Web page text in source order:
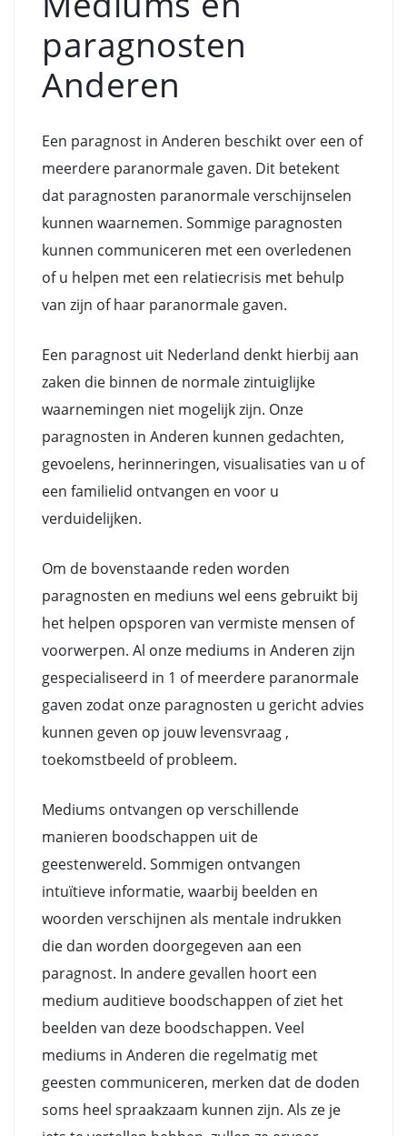
paragnosten
Anderen
Een paragnost in Anderen beschikt over een of
meerdere paranormale gaven. Dit betekent
dat paragnosten paranormale verschijnselen
kunnen waarnemen. Sommige paragnosten
kunnen communiceren met een overledenen
of u helpen met een relatiecrisis met behulp
van zijn of haar paranormale gaven.
Een paragnost uit Nederland denkt hierbij aan
zaken die binnen de normale zintuiglijke
waarnemingen niet mogelijk zijn. Onze
paragnosten in Anderen kunnen gedachten,
gevoelens, herinneringen, visualisaties van u of
een familielid ontvangen en voor u
verduidelijken.
Om de bovenstaande reden worden
paragnosten en mediuns wel eens gebruikt bij
het helpen opsporen van vermiste mensen of
voorwerpen. Al onze mediums in Anderen zijn
gespecialiseerd in 1 of meerdere paranormale
gaven zodat onze paragnosten u gericht advies
kunnen geven op jouw levensvraag ,
toekomstbeeld of probleem.
Mediums ontvangen op verschillende
manieren boodschappen uit de
geestenwereld. Sommigen ontvangen
intuïtieve informatie, waarbij beelden en
woorden verschijnen als mentale indrukken
die dan worden doorgegeven aan een
paragnost. In andere gevallen hoort een
medium auditieve boodschappen of ziet het
beelden van deze boodschappen. Veel
mediums in Anderen die regelmatig met
geesten communiceren, merken dat de doden
soms heel spraakzaam kunnen zijn. Als ze je